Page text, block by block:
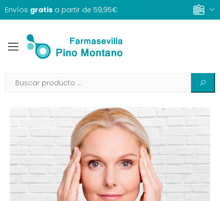
Envíos gratis a partir de 59,95€
Toggle mobile menu